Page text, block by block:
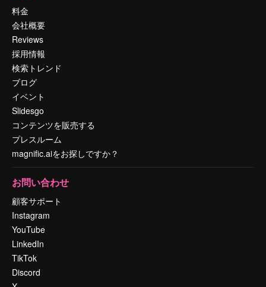
料金
会社概要
Reviews
採用情報
検索トレンド
ブログ
イベント
Slidesgo
コンテンツを販売する
プレスルーム
magnific.aiをお探しですか？
お問い合わせ
顧客サポート
Instagram
YouTube
LinkedIn
TikTok
Discord